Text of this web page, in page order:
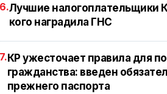
6.Лучшие налогоплательщики
кого наградила ГНС
7. КР ужесточает правила для
гражданства: введен
прежнего паспорта